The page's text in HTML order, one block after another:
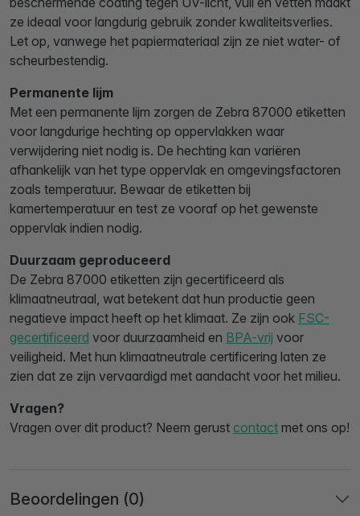
ze ideaal voor langdurig gebruik zonder kwaliteitsverlies.
Let op, vanwege het papiermateriaal zijn ze niet water- of
scheurbestendig.
Permanente lijm
Met een permanente lijm zorgen de Zebra 87000 etiketten
voor langdurige hechting op oppervlakken waar
verwijdering niet nodig is. De hechting kan variëren
afhankelijk van het type oppervlak en omgevingsfactoren
zoals temperatuur. Bewaar de etiketten bij
kamertemperatuur en test ze vooraf op het gewenste
oppervlak indien nodig.
Duurzaam geproduceerd
De Zebra 87000 etiketten zijn gecertificeerd als
klimaatneutraal, wat betekent dat hun productie geen
negatieve impact heeft op het klimaat. Ze zijn ook FSC-
gecertificeerd voor duurzaamheid en BPA-vrij voor
veiligheid. Met hun klimaatneutrale certificering laten ze
zien dat ze zijn vervaardigd met aandacht voor het milieu.
Vragen?
Vragen over dit product? Neem gerust contact met ons op!
Beoordelingen (0)